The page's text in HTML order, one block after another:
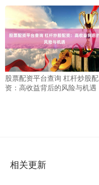
股票配资平台查询 杠杆炒股配
资：高收益背后的风险与机遇
相关更新